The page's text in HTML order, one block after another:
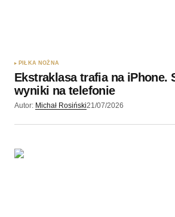
PIŁKA NOŻNA
Ekstraklasa trafia na iPhone.
wyniki na telefonie
Autor: Michał Rosiński21/07/2026